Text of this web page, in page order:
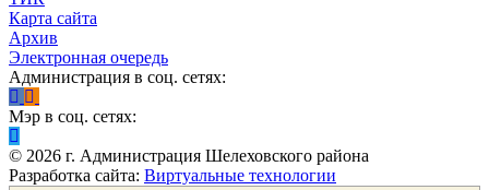
Карта сайта
Архив
Электронная очередь
Администрация в соц. сетях:
Мэр в соц. сетях:
© 2026 г. Администрация Шелеховского района
Разработка сайта: Виртуальные технологии